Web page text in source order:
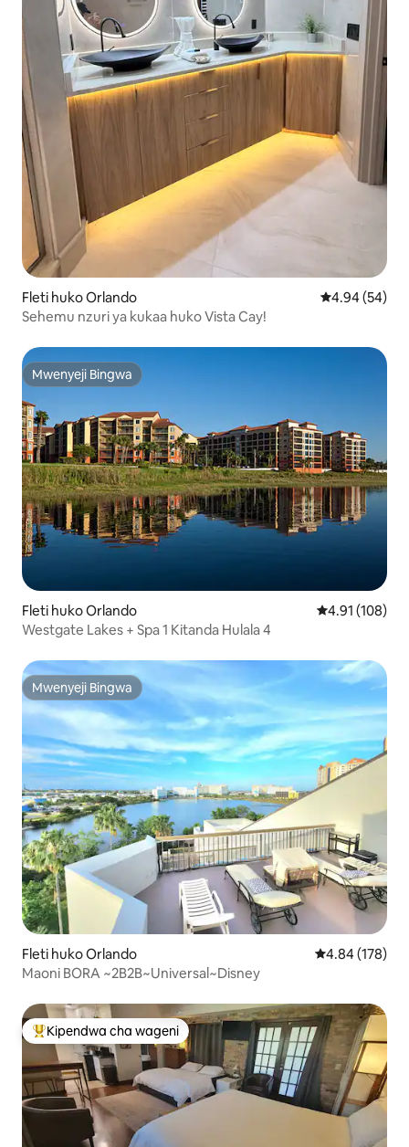
Fleti huko Orlando Ukadiriaji wa
4.94 (54)
Sehemu nzuri ya kukaa huko Vista Cay!
Mwenyeji Bingwa
Mwenyeji Bingwa
Fleti huko Orlando Ukadiriaji wa
4.91 (108)
Westgate Lakes + Spa 1 Kitanda Hulala 4
Mwenyeji Bingwa
Mwenyeji Bingwa
Fleti huko Orlando Ukadiriaji wa
4.84 (178)
Maoni BORA ~2B2B~Universal~Disney
Kipendwa maarufu cha wageni
Kipendwa cha wageni